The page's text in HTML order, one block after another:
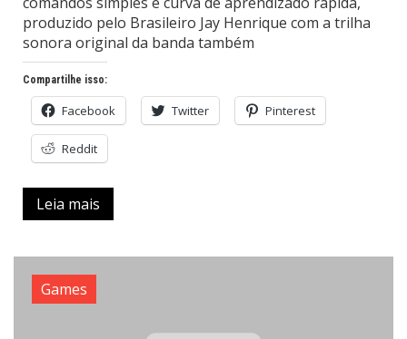
produzido pelo Brasileiro Jay Henrique com a trilha
sonora original da banda também
Compartilhe isso:
Facebook Twitter Pinterest
Reddit
Leia mais
Games